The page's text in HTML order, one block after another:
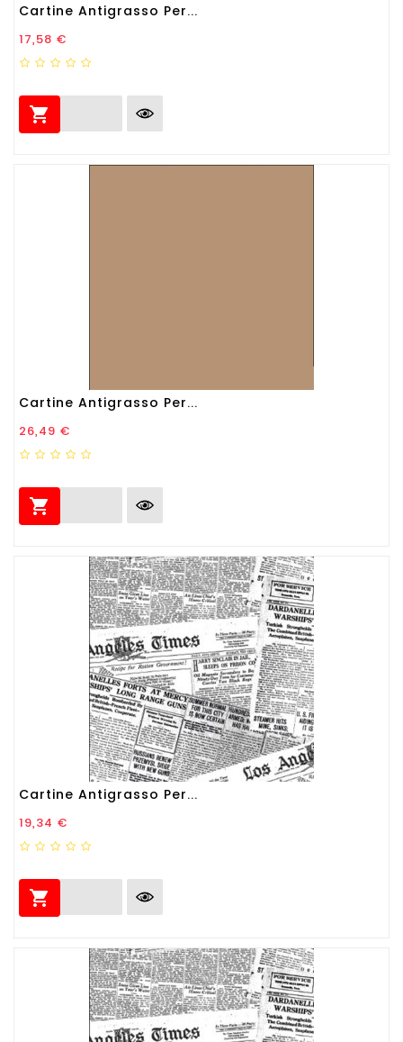
Cartine Antigrasso Per...
Prezzo
17,58 €

Cartine Antigrasso Per...
Prezzo
26,49 €

Cartine Antigrasso Per...
Prezzo
19,34 €
